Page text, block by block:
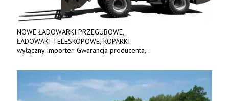
NOWE ŁADOWARKI PRZEGUBOWE,
ŁADOWAKI TELESKOPOWE, KOPARKI
wyłączny importer. Gwarancja producenta,
Ceny od 69 000 zł netto wraz z osprzętem.
Tel: 509-365-675. www.kmm.info.pl